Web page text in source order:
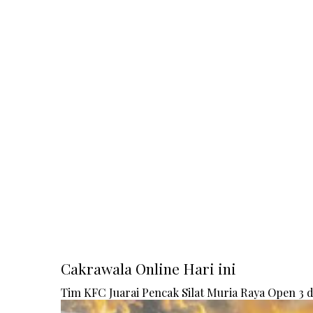
Cakrawala Online Hari ini
Tim KFC Juarai Pencak Silat Muria Raya Open 3